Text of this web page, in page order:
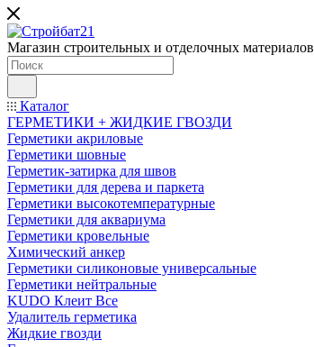
Магазин строительных и отделочных материалов
Каталог
ГЕРМЕТИКИ + ЖИДКИЕ ГВОЗДИ
Герметики акриловые
Герметики шовные
Герметик-затирка для швов
Герметики для дерева и паркета
Герметики высокотемпературные
Герметики для аквариума
Герметики кровельные
Химический анкер
Герметики силиконовые универсальные
Герметики нейтральные
KUDO Клеит Все
Удалитель герметика
Жидкие гвозди